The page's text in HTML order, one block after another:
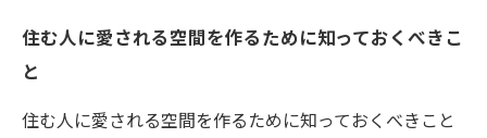
住む人に愛される空間を作るために知っておくべきこ
と
住む人に愛される空間を作るために知っておくべきこと